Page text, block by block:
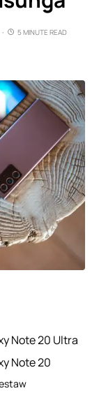
5 MINUTE READ
Note 20 Ultra
Note 20